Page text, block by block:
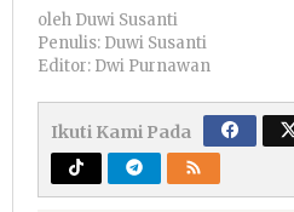
oleh Duwi Susanti
Penulis: Duwi Susanti
Editor: Dwi Purnawan
Ikuti Kami Pada